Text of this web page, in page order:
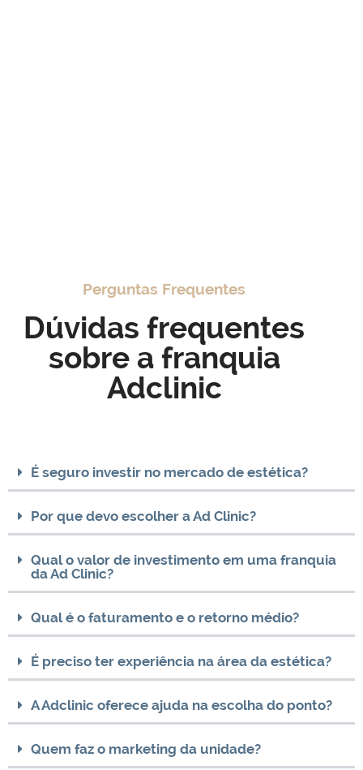
Perguntas Frequentes
Dúvidas frequentes
sobre a franquia
Adclinic
É seguro investir no mercado de estética?
Por que devo escolher a Ad Clinic?
Qual o valor de investimento em uma franquia
da Ad Clinic?
Qual é o faturamento e o retorno médio?
É preciso ter experiência na área da estética?
A Adclinic oferece ajuda na escolha do ponto?
Quem faz o marketing da unidade?